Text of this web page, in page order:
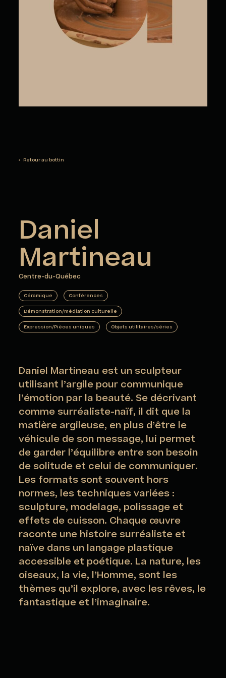
‹ Retour au bottin
Daniel
Martineau
Centre-du-Québec
Céramique Conférences
Démonstration/médiation culturelle
Expression/Pièces uniques Objets utilitaires/séries
Daniel Martineau est un sculpteur
utilisant l’argile pour communique
l’émotion par la beauté. Se décrivant
comme surréaliste-naïf, il dit que la
matière argileuse, en plus d’être le
véhicule de son message, lui permet
de garder l’équilibre entre son besoin
de solitude et celui de communiquer.
Les formats sont souvent hors
normes, les techniques variées :
sculpture, modelage, polissage et
effets de cuisson. Chaque œuvre
raconte une histoire surréaliste et
naïve dans un langage plastique
accessible et poétique. La nature, les
oiseaux, la vie, l’Homme, sont les
thèmes qu’il explore, avec les rêves, le
fantastique et l’imaginaire.